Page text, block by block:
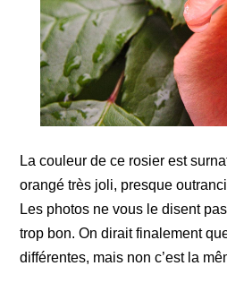
La couleur de ce rosier est
orangé très joli, presque
Les photos ne vous le disent
trop bon. On dirait finalement
différentes, mais non c’est la